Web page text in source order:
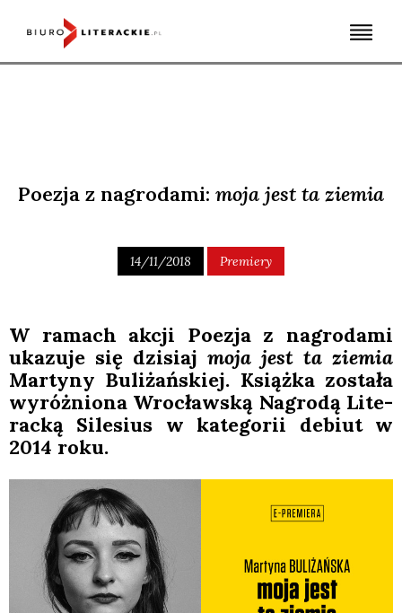
Poezja z nagrodami: moja jest ta ziemia
14/11/2018 Premiery
W ramach akcji Poezja z nagro­da­mi
uka­zu­je się dzi­siaj moja jest ta zie­mia
Mar­ty­ny Buli­żań­skiej. Książ­ka zosta­ła
wyróż­nio­na Wro­cław­ską Nagro­dą Lite­
rac­ką Sile­sius w kate­go­rii debiut w
2014 roku.